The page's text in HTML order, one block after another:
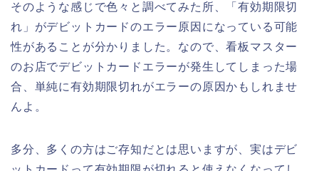
そのような感じで色々と調べてみた所、「有効期限切
れ」がデビットカードのエラー原因になっている可能
性があることが分かりました。なので、看板マスター
のお店でデビットカードエラーが発生してしまった場
合、単純に有効期限切れがエラーの原因かもしれませ
んよ。
多分、多くの方はご存知だとは思いますが、実はデビ